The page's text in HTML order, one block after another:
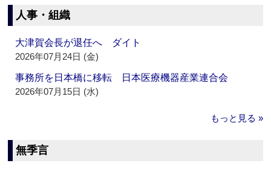
人事・組織
大津賀会長が退任へ ダイト
2026年07月24日 (金)
事務所を日本橋に移転 日本医療機器産業連合会
2026年07月15日 (水)
もっと見る »
無季言